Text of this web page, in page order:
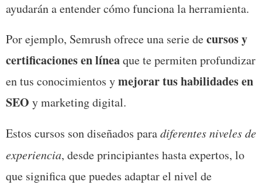
ayudarán a entender cómo funciona la herramienta.
Por ejemplo, Semrush ofrece una serie de cursos y
certificaciones en línea que te permiten profundizar
en tus conocimientos y mejorar tus habilidades en
SEO y marketing digital.
Estos cursos son diseñados para diferentes niveles de
experiencia, desde principiantes hasta expertos, lo
que significa que puedes adaptar el nivel de